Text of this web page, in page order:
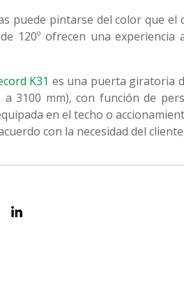
puede pintarse del color que
120º ofrecen una
K31 es una puerta giratoria
3100 mm), con función de
en el techo o
con la necesidad del